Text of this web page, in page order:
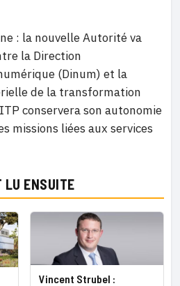
: la nouvelle Autorité va
la Direction
(Dinum) et la
de la transformation
conservera son autonomie
missions liées aux services
LU ENSUITE
Vincent Strubel :